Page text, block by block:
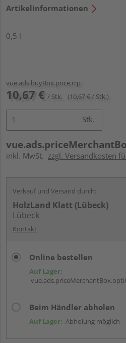
Artikelinformationen
0,5 l
vue.ads.buyBox.price.rrp
10,67 € / Stk. (10,67 € / Stk.)
Stk.
inkl. MwSt. zzgl. Versandkosten
Verkauf und Versand durch:
HolzLand Klatt (Lübeck)
Lübeck
Kontakt
Online bestellen
Auf Lager:
Beim Händler abholen
Auf Lager: Abholung möglich